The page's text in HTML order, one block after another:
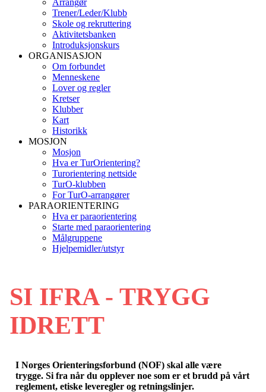
Arrangør
Trener/Leder/Klubb
Skole og rekruttering
Aktivitetsbanken
Introduksjonskurs
ORGANISASJON
Om forbundet
Menneskene
Lover og regler
Kretser
Klubber
Kart
Historikk
MOSJON
Mosjon
Hva er TurOrientering?
Turorientering nettside
TurO-klubben
For TurO-arrangører
PARAORIENTERING
Hva er paraorientering
Starte med paraorientering
Målgruppene
Hjelpemidler/utstyr
SI IFRA - TRYGG
IDRETT
I Norges Orienteringsforbund (NOF) skal alle være
trygge. Si fra når du opplever noe som er et brudd på vårt
reglement, etiske leveregler og retningslinjer.